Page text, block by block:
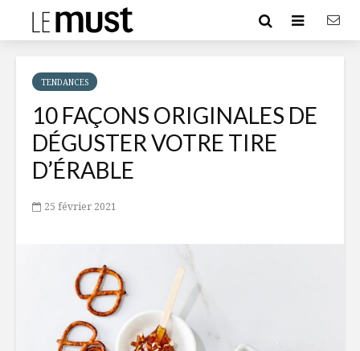
TENDANCES
10 FAÇONS ORIGINALES DE
DÉGUSTER VOTRE TIRE
D’ÉRABLE
25 février 2021